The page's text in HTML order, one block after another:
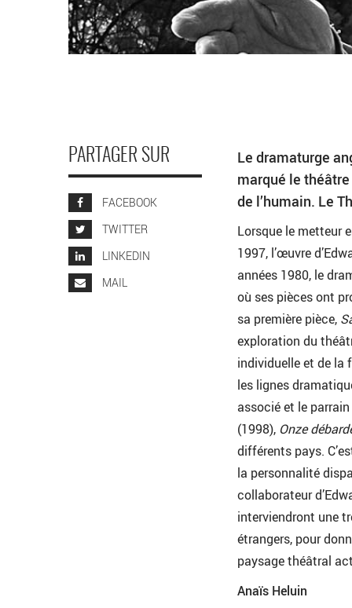
PARTAGER SUR
FACEBOOK
TWITTER
LINKEDIN
MAIL
Le dramaturge
marqué le
de l’humain. Le
Lorsque le metteur
1997, l’œuvre
années 1980, le
où ses pièces ont
sa première pièce,
exploration du
individuelle et de la
les lignes
associé et le
(1998), Onze
différents pays.
la personnalité
collaborateur
interviendront une
étrangers, pour
paysage théâtral
Anaïs Heluin